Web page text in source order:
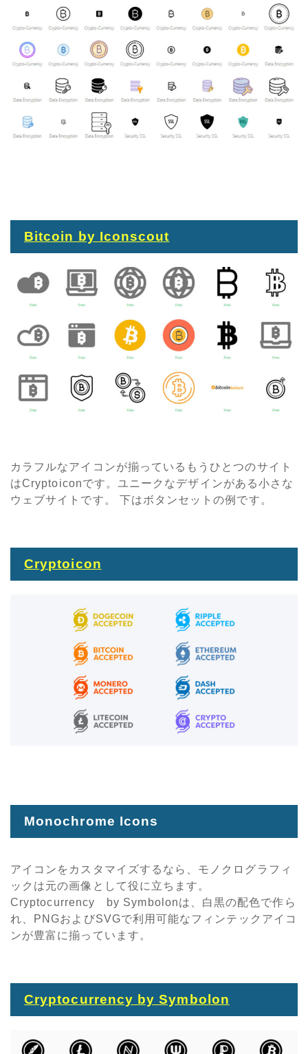
Bitcoin by Iconscout
カラフルなアイコンが揃っているもうひとつのサイト
はCryptoiconです。ユニークなデザインがある小さな
ウェブサイトです。 下はボタンセットの例です。
Cryptoicon
Monochrome Icons
アイコンをカスタマイズするなら、モノクログラフィ
ックは元の画像として役に立ちます。
Cryptocurrency by Symbolonは、白黒の配色で作ら
れ、PNGおよびSVGで利用可能なフィンテックアイコ
ンが豊富に揃っています。
Cryptocurrency by Symbolon